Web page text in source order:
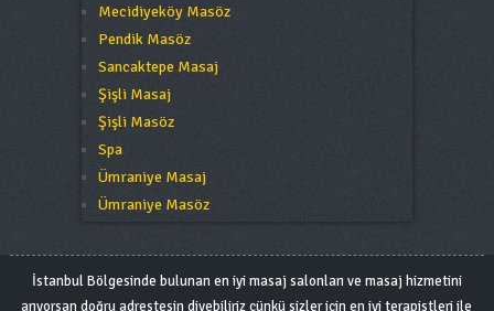
Mecidiyeköy Masöz
Pendik Masöz
Sancaktepe Masaj
Şişli Masaj
Şişli Masöz
Spa
Ümraniye Masaj
Ümraniye Masöz
İstanbul Bölgesinde bulunan en iyi masaj salonları ve masaj hizmetini
arıyorsan doğru adrestesin diyebiliriz çünkü sizler için en iyi terapistleri ile